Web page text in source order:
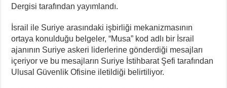
Dergisi tarafından yayımlandı.
İsrail ile Suriye arasındaki işbirliği mekanizmasının
ortaya konulduğu belgeler, “Musa” kod adlı bir İsrail
ajanının Suriye askeri liderlerine gönderdiği mesajları
içeriyor ve bu mesajların Suriye İstihbarat Şefi tarafından
Ulusal Güvenlik Ofisine iletildiği belirtiliyor.